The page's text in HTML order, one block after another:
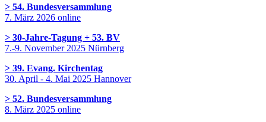
> 54. Bundesversammlung
7. März 2026 online
> 30-Jahre-Tagung + 53. BV
7.-9. November 2025 Nürnberg
> 39. Evang. Kirchentag
30. April - 4. Mai 2025 Hannover
> 52. Bundesversammlung
8. März 2025 online